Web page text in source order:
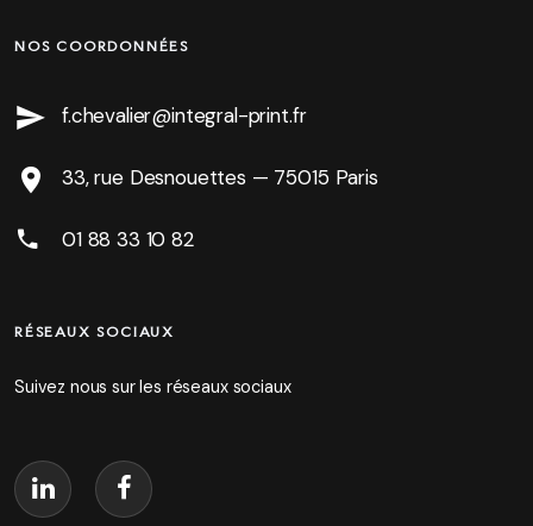
NOS COORDONNÉES
f.chevalier@integral-print.fr
33, rue Desnouettes — 75015 Paris
01 88 33 10 82
RÉSEAUX SOCIAUX
Suivez nous sur les réseaux sociaux